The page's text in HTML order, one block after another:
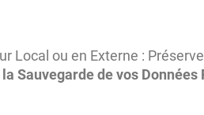
Local ou en Externe :
Sauvegarde de vos